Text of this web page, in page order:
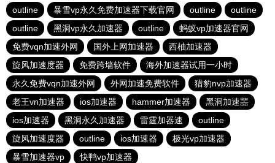
outline
暴雪vp永久免费加速器下载官网 outline
outline
outline
黑洞vp永久加速器 outline
蚂蚁vp加速器官网
免费vqn加速外网
国外上网加速器
西柚加速器
旋风加速度器
免费跨墙软件
海外加速器试用一小时
永久免费vqn加速外网
外网加速免费软件
猎豹nvp加速器
老王vn加速器
ios加速器 hammer加速器
黑洞加速噐
ios加速器
黑洞永久加速器 雷霆加器速
outline
旋风加速度器
outline ios加速器
极光vp加速器
暴雪加速器vp
快鸭vp加速器